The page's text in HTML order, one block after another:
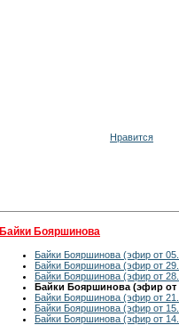
Нравится
Байки Бояршинова
Байки Бояршинова (эфир от
Байки Бояршинова (эфир от
Байки Бояршинова (эфир от
Байки Бояршинова (эфир от
Байки Бояршинова (эфир от
Байки Бояршинова (эфир от
Байки Бояршинова (эфир от